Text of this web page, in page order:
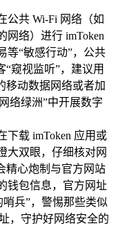
公共 Wi-Fi 网络（如
网络）进行 imToken
等“敏感行动”，公共
“窥视监听”，建议用
移动数据网络或者加
络绿洲”中开展数字
下载 imToken 应用或
大双眼，仔细核对网
精心炮制与官方网站
钱包信息，官方网址
哨兵”，警惕那些类似
，守护好网络安全的